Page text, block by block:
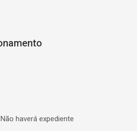
Não haverá expediente